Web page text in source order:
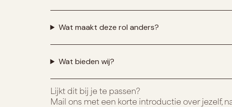
Wat maakt deze rol anders?
Wat bieden wij?
Lijkt dit bij je te passen?
Mail ons met een korte introductie over jezelf,